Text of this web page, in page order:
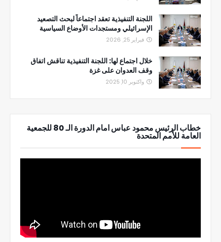
اللجنة التنفيذية تعقد اجتماعاً لبحث التصعيد
الإسرائيلي ومستجدات الأوضاع السياسية
فبراير 25, 2026
خلال اجتماع لها: اللجنة التنفيذية تناقش اتفاق
وقف العدوان على غزة
واكتوبر 10, 2025
خطاب الرئيس محمود عباس امام الدورة الـ 80 للجمعية
العامة للأمم المتحدة